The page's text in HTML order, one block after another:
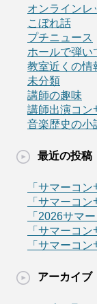
オンラインレ
こぼれ話
プチニュース
ホールで弾い
教室近くの情
未分類
講師の趣味
講師出演コン
音楽歴史の小
最近の投稿
「サマーコ
「サマーコ
「2026サマ
「サマーコ
「サマーコ
アーカイブ